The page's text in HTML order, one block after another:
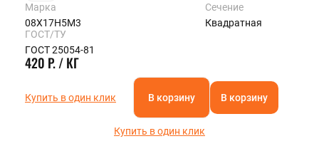
Марка
08Х17Н5М3
Сечение
Квадратная
ГОСТ/ТУ
ГОСТ 25054-81
420 Р. / КГ
Купить в один клик В корзину В корзину
Купить в один клик